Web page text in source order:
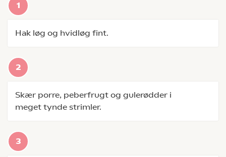
Hak løg og hvidløg fint.
Skær porre, peberfrugt og gulerødder i
meget tynde strimler.